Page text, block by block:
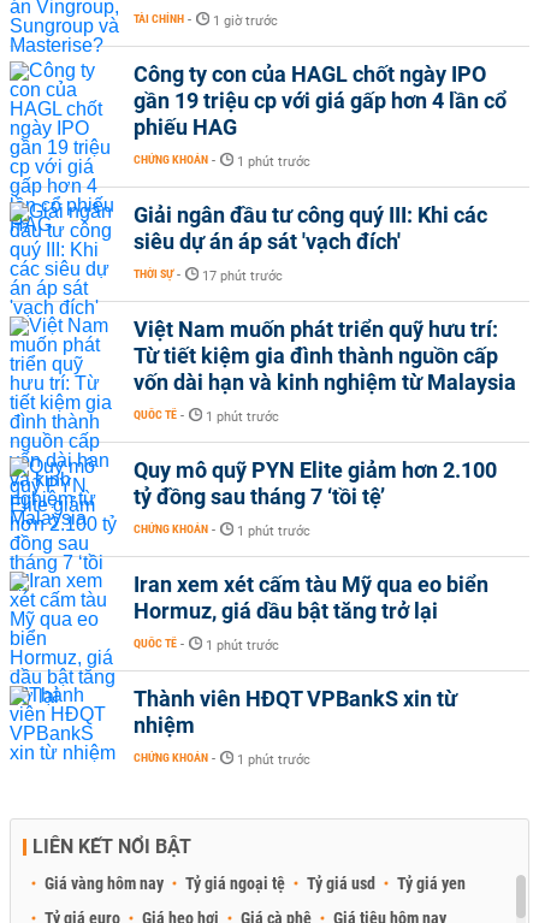
TÀI CHÍNH - 1 giờ trước
Công ty con của HAGL chốt ngày IPO
gần 19 triệu cp với giá gấp hơn 4 lần cổ
phiếu HAG
CHỨNG KHOÁN - 1 phút trước
Giải ngân đầu tư công quý III: Khi các
siêu dự án áp sát 'vạch đích'
THỜI SỰ - 17 phút trước
Việt Nam muốn phát triển quỹ hưu trí:
Từ tiết kiệm gia đình thành nguồn cấp
vốn dài hạn và kinh nghiệm từ Malaysia
QUỐC TẾ - 1 phút trước
Quy mô quỹ PYN Elite giảm hơn 2.100
tỷ đồng sau tháng 7 ‘tồi tệ’
CHỨNG KHOÁN - 1 phút trước
Iran xem xét cấm tàu Mỹ qua eo biển
Hormuz, giá dầu bật tăng trở lại
QUỐC TẾ - 1 phút trước
Thành viên HĐQT VPBankS xin từ
nhiệm
CHỨNG KHOÁN - 1 phút trước
LIÊN KẾT NỔI BẬT
Giá vàng hôm nay Tỷ giá ngoại tệ Tỷ giá usd
Tỷ giá yen
Tỷ giá euro
Giá heo hơi Giá cà phê Giá tiêu hôm nay